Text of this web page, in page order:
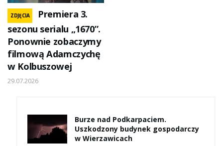
ZDJĘCIA
Premiera 3.
sezonu serialu „1670”.
Ponownie zobaczymy
filmową Adamczychę
w Kolbuszowej
29.07.2026
Burze nad Podkarpaciem.
Uszkodzony budynek gospodarczy
w Wierzawicach